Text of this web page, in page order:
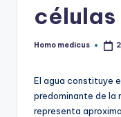
células
Publicado
Homo medicus
El agua constituye
predominante de la
representa